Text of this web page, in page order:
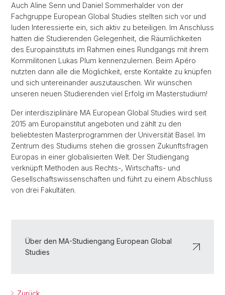
Auch Aline Senn und Daniel Sommerhalder von der
Fachgruppe European Global Studies stellten sich vor und
luden Interessierte ein, sich aktiv zu beteiligen. Im Anschluss
hatten die Studierenden Gelegenheit, die Räumlichkeiten
des Europainstituts im Rahmen eines Rundgangs mit ihrem
Kommilitonen Lukas Plum kennenzulernen. Beim Apéro
nutzten dann alle die Möglichkeit, erste Kontakte zu knüpfen
und sich untereinander auszutauschen. Wir wünschen
unseren neuen Studierenden viel Erfolg im Masterstudium!
Der interdisziplinäre MA European Global Studies wird seit
2015 am Europainstitut angeboten und zählt zu den
beliebtesten Masterprogrammen der Universität Basel. Im
Zentrum des Studiums stehen die grossen Zukunftsfragen
Europas in einer globalisierten Welt. Der Studiengang
verknüpft Methoden aus Rechts-, Wirtschafts- und
Gesellschaftswissenschaften und führt zu einem Abschluss
von drei Fakultäten.
Über den MA-Studiengang European Global
Studies
Zurück